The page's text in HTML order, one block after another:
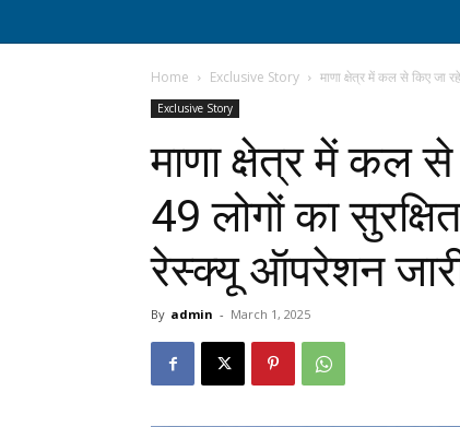
Home Exclusive Story माणा क्षेत्र में कल से किए जा
Exclusive Story
माणा क्षेत्र में कल
49 लोगों का
रेस्क्यू ऑपरेशन
By admin - March 1, 2025